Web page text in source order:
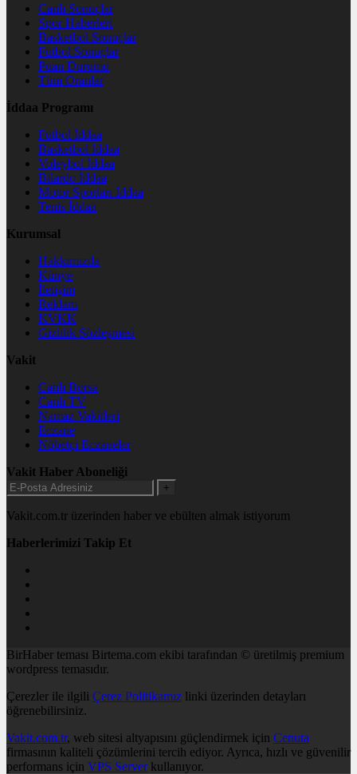
Canlı Sonuçlar
Spor Haberleri
Basketbol Sonuçlar
Futbol Sonuçlar
Puan Durumu
Tüm Oranlar
İddaa Programı
Futbol İddaa
Basketbol İddaa
Voleybol İddaa
Bilardo İddaa
Motor Sporları İddaa
Tenis İddaa
Kurumsal
Hakkımızda
Künye
İletişim
Reklam
KVKK
Gizlilik Sözleşmesi
Vakit
Canlı Borsa
Canlı TV
Namaz Vakitleri
Eczane
Nöbetçi Eczaneler
Vakit Haber Aboneliği
+
Vakit.com.tr üzerinden haber ve ebülten almak istiyorum
Haberlerimizi Takip Et
BirHaber teması Birtema.com ekibi tarafından © üretilmiş premium
wordpress temasıdır.
Çerezler ile ilgili Çerez Politikamız linki üzerinden detayları
öğrenebilirsiniz.
Vakit.com.tr, web sitesi altyapısını güçlendirmek için Cenuta
firmasının kaliteli çözümlerini tercih ediyor. Ayrıca, hızlı ve güvenilir
performans için VPS Serverkullanıyor.